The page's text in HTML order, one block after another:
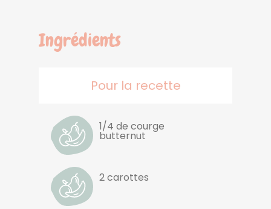
Ingrédients
Pour la recette
1/4 de courge
butternut
2 carottes